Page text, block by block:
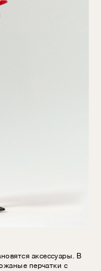
аксессуары. В
перчатки с